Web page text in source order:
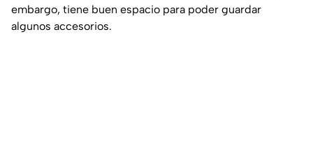
embargo, tiene buen espacio para poder guardar
algunos accesorios.